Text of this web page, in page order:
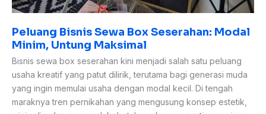
Peluang Bisnis Sewa Box Seserahan: Modal
Minim, Untung Maksimal
Bisnis sewa box seserahan kini menjadi salah satu peluang
usaha kreatif yang patut dilirik, terutama bagi generasi muda
yang ingin memulai usaha dengan modal kecil. Di tengah
maraknya tren pernikahan yang mengusung konsep estetik,